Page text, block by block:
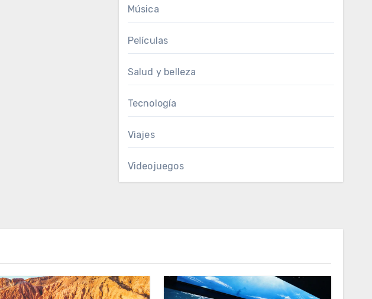
Música
Películas
Salud y belleza
Tecnología
Viajes
Videojuegos